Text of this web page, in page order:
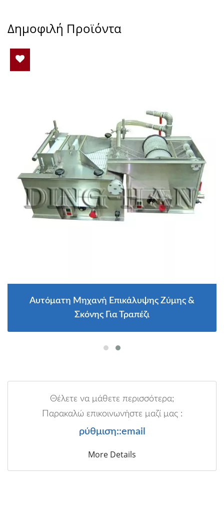
Δημοφιλή Προϊόντα
Αυτόματη Μηχανή Επικάλυψης Ζύμης &
Σκόνης Για Τραπέζι
Θέλετε να μάθετε περισσότερα;
Παρακαλώ επικοινωνήστε μαζί μας :
ρύθμιση::email
More Details